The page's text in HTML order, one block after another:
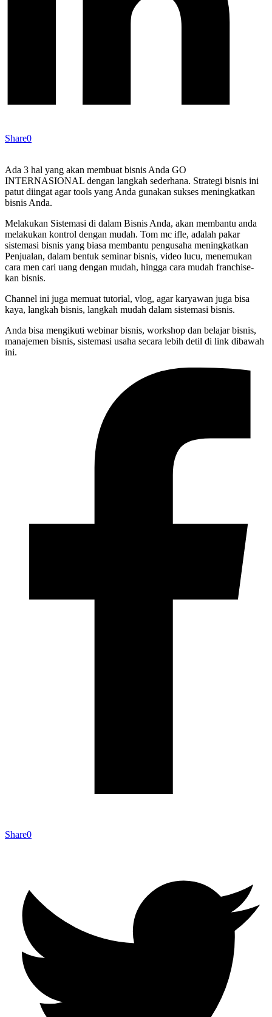
Share0
Ada 3 hal yang akan membuat bisnis Anda GO
INTERNASIONAL dengan langkah sederhana. Strategi bisnis ini
patut diingat agar tools yang Anda gunakan sukses meningkatkan
bisnis Anda.
Melakukan Sistemasi di dalam Bisnis Anda, akan membantu anda
melakukan kontrol dengan mudah. Tom mc ifle, adalah pakar
sistemasi bisnis yang biasa membantu pengusaha meningkatkan
Penjualan, dalam bentuk seminar bisnis, video lucu, menemukan
cara men cari uang dengan mudah, hingga cara mudah franchise-
kan bisnis.
Channel ini juga memuat tutorial, vlog, agar karyawan juga bisa
kaya, langkah bisnis, langkah mudah dalam sistemasi bisnis.
Anda bisa mengikuti webinar bisnis, workshop dan belajar bisnis,
manajemen bisnis, sistemasi usaha secara lebih detil di link dibawah
ini.
Share0